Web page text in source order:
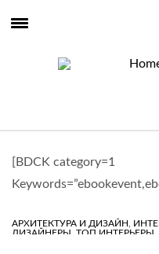
[BDCK category=1
АРХИТЕКТУРА И ДИЗАЙН,
ДИЗАЙНЕРЫ ТОП ИНТЕРЬЕРЫ